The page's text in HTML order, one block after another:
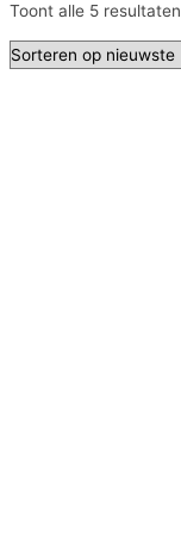
Toont alle 5 resultaten